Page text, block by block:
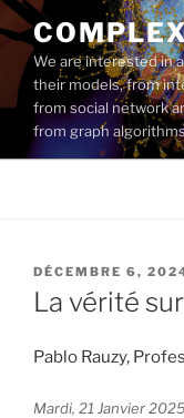
Aller
au
contenu
principal
We are interested in
their models, from
from social network
from graph
PUBLIÉ
LE
DÉCEMBRE 6,
La vérité
Pablo Rauzy,
Mardi, 21 Janvier